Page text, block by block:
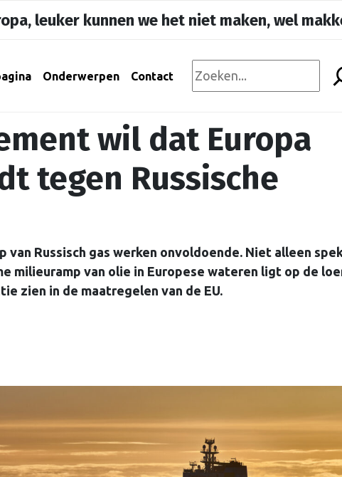
leuker kunnen we het niet maken, wel
Onderwerpen Contact
wil dat Europa
tegen Russische
van Russisch gas werken onvoldoende. Niet alleen
milieuramp van olie in Europese wateren ligt op de
zien in de maatregelen van de EU.